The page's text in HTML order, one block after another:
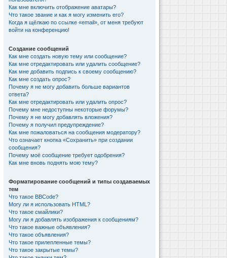
Как мне включить отображение аватары?
Что такое звание и как я могу изменить его?
Когда я щёлкаю по ссылке «email», от меня требуют
войти на конференцию!
Создание сообщений
Как мне создать новую тему или сообщение?
Как мне отредактировать или удалить сообщение?
Как мне добавить подпись к своему сообщению?
Как мне создать опрос?
Почему я не могу добавить больше вариантов
ответа?
Как мне отредактировать или удалить опрос?
Почему мне недоступны некоторые форумы?
Почему я не могу добавлять вложения?
Почему я получил предупреждение?
Как мне пожаловаться на сообщения модератору?
Что означает кнопка «Сохранить» при создании
сообщения?
Почему моё сообщение требует одобрения?
Как мне вновь поднять мою тему?
Форматирование сообщений и типы создаваемых
тем
Что такое BBCode?
Могу ли я использовать HTML?
Что такое смайлики?
Могу ли я добавлять изображения к сообщениям?
Что такое важные объявления?
Что такое объявления?
Что такое прилепленные темы?
Что такое закрытые темы?